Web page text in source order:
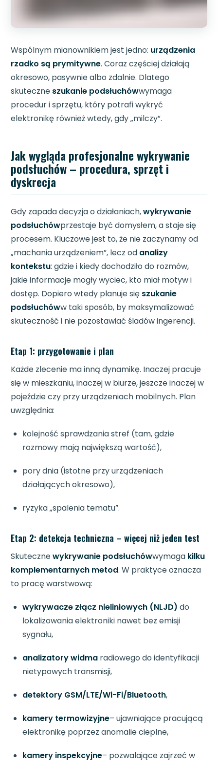
Wspólnym mianownikiem jest jedno: urządzenia
rzadko są prymitywne. Coraz częściej działają
okresowo, pasywnie albo zdalnie. Dlatego
skuteczne szukanie podsłuchówwymaga
procedur i sprzętu, który potrafi wykryć
elektronikę również wtedy, gdy „milczy”.
Jak wygląda profesjonalne wykrywanie
podsłuchów – procedura, sprzęt i
dyskrecja
Gdy zapada decyzja o działaniach,wykrywanie
podsłuchówprzestaje być domysłem, a staje się
procesem. Kluczowe jest to, że nie zaczynamy od
„machania urządzeniem”, lecz od analizy
kontekstu: gdzie i kiedy dochodziło do rozmów,
jakie informacje mogły wyciec, kto miał motyw i
dostęp. Dopiero wtedy planuje się szukanie
podsłuchóww taki sposób, by maksymalizować
skuteczność i nie pozostawiać śladów ingerencji.
Etap 1: przygotowanie i plan
Każde zlecenie ma inną dynamikę. Inaczej pracuje
się w mieszkaniu, inaczej w biurze, jeszcze inaczej w
pojeździe czy przy urządzeniach mobilnych. Plan
uwzględnia:
kolejność sprawdzania stref (tam, gdzie
rozmowy mają największą wartość),
pory dnia (istotne przy urządzeniach
działających okresowo),
ryzyka „spalenia tematu”.
Etap 2: detekcja techniczna – więcej niż jeden test
Skutecznewykrywanie podsłuchówwymaga kilku
komplementarnych metod. W praktyce oznacza
to pracę warstwową:
wykrywacze złącz nieliniowych (NLJD) do
lokalizowania elektroniki nawet bez emisji
sygnału,
analizatory widma radiowego do identyfikacji
nietypowych transmisji,
detektory GSM/LTE/Wi-Fi/Bluetooth,
kamery termowizyjne– ujawniające pracującą
elektronikę poprzez anomalie cieplne,
kamery inspekcyjne– pozwalające zajrzeć w